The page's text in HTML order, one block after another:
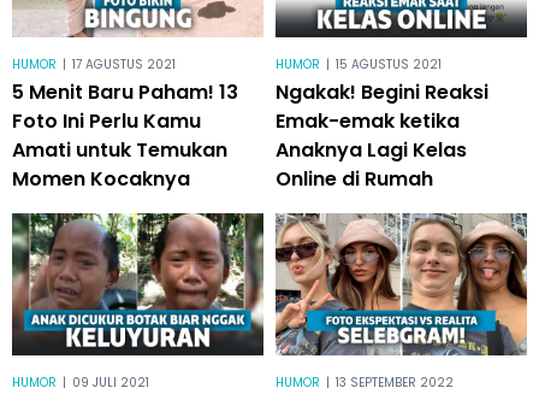
HUMOR | 17 AGUSTUS 2021
5 Menit Baru Paham! 13
Foto Ini Perlu Kamu
Amati untuk Temukan
Momen Kocaknya
HUMOR | 15 AGUSTUS 2021
Ngakak! Begini Reaksi
Emak-emak ketika
Anaknya Lagi Kelas
Online di Rumah
HUMOR | 09 JULI 2021 HUMOR | 13 SEPTEMBER 2022